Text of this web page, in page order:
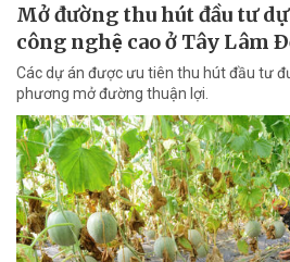
Mở đường thu hút đầu tư
công nghệ cao ở Tây Lâm
Các dự án được ưu tiên thu hút đầu tư
phương mở đường thuận lợi.